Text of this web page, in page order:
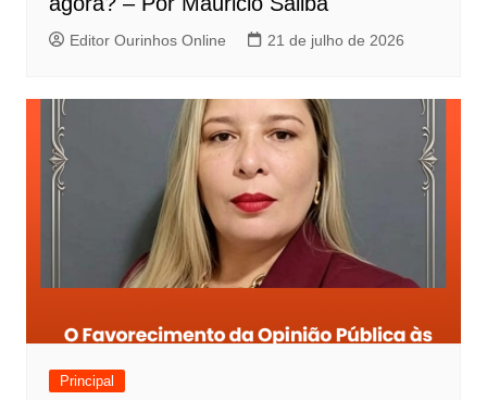
Editor Ourinhos Online 21 de julho de 2026
Principal